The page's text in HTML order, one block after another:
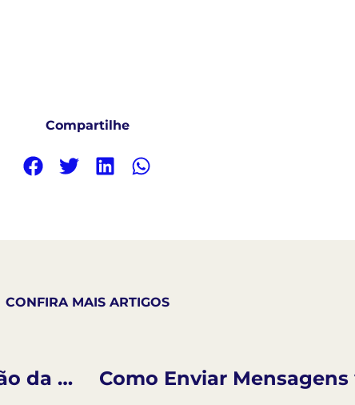
Compartilhe
CONFIRA MAIS ARTIGOS
Como Compartilhar a Visualização da Agenda